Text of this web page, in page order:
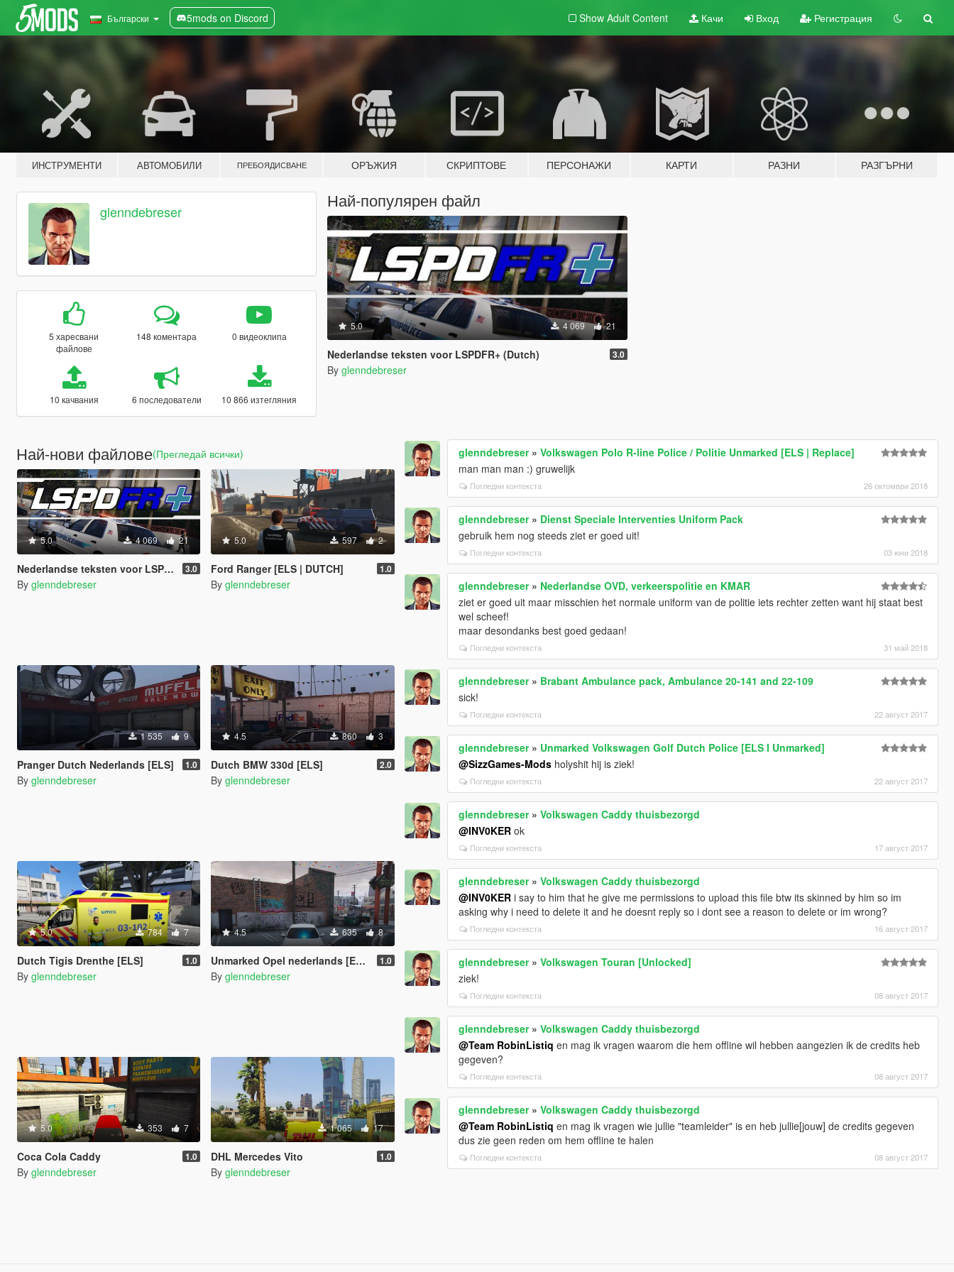
Български 5mods on Discord Show Adult Content Качи Вход Регистрация
ИНСТРУМЕНТИ АВТОМОБИЛИ ПРЕБОЯДИСВАНЕ ОРЪЖИЯ СКРИПТОВЕ ПЕРСОНАЖИ КАРТИ РАЗНИ РАЗГЪРНИ
glenndebreser
5 харесвани
файлове
148 коментара 0 видеоклипа
10 качвания 6 последователи 10 866 изтегляния
Най-популярен файл
5.0 4 069 21
Nederlandse teksten voor LSPDFR+ (Dutch) 3.0
By glenndebreser
Най-нови файлове(Прегледай всички)
5.0 4 069 21
Nederlandse teksten voor LSPDFR+ (Dutch) 3.0
By glenndebreser
5.0 597 2
Ford Ranger [ELS | DUTCH] 1.0
By glenndebreser
1 535 9
Pranger Dutch Nederlands [ELS] 1.0
By glenndebreser
4.5 860 3
Dutch BMW 330d [ELS] 2.0
By glenndebreser
5.0 784 7
Dutch Tigis Drenthe [ELS] 1.0
By glenndebreser
4.5 635 8
Unmarked Opel nederlands [ELS] [dutch] 1.0
By glenndebreser
5.0 353 7
Coca Cola Caddy 1.0
By glenndebreser
1 065 17
DHL Mercedes Vito 1.0
By glenndebreser
glenndebreser»Volkswagen Polo R-line Police / Politie Unmarked [ELS | Replace]
man man man :) gruwelijk
Погледни контекста 26 октомври 2018
glenndebreser» Dienst Speciale Interventies Uniform Pack
gebruik hem nog steeds ziet er goed uit!
Погледни контекста 03 юни 2018
glenndebreser» Nederlandse OVD, verkeerspolitie en KMAR
ziet er goed uit maar misschien het normale uniform van de politie iets rechter zetten want hij staat best
wel scheef!
maar desondanks best goed gedaan!
Погледни контекста 31 май 2018
glenndebreser» Brabant Ambulance pack, Ambulance 20-141 and 22-109
sick!
Погледни контекста 22 август 2017
glenndebreser» Unmarked Volkswagen Golf Dutch Police [ELS I Unmarked]
@SizzGames-Mods holyshit hij is ziek!
Погледни контекста 22 август 2017
glenndebreser»Volkswagen Caddy thuisbezorgd
@INV0KER ok
Погледни контекста 17 август 2017
glenndebreser»Volkswagen Caddy thuisbezorgd
@INV0KER i say to him that he give me permissions to upload this file btw its skinned by him so im
asking why i need to delete it and he doesnt reply so i dont see a reason to delete or im wrong?
Погледни контекста 16 август 2017
glenndebreser»Volkswagen Touran [Unlocked]
ziek!
Погледни контекста 08 август 2017
glenndebreser»Volkswagen Caddy thuisbezorgd
@Team RobinListiq en mag ik vragen waarom die hem offline wil hebben aangezien ik de credits heb
gegeven?
Погледни контекста 08 август 2017
glenndebreser»Volkswagen Caddy thuisbezorgd
@Team RobinListiq en mag ik vragen wie jullie "teamleider" is en heb jullie[jouw] de credits gegeven
dus zie geen reden om hem offline te halen
Погледни контекста 08 август 2017